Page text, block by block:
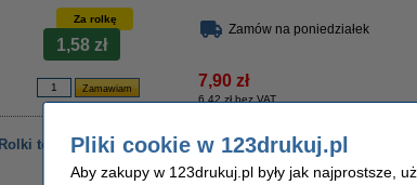
Za rolkę
1,58 zł
Zamów na poniedziałek
7,90 zł
6,42 zł bez VAT
Rolki termiczne do kasy fiskalnej 57mm x 40mm x 20m (50
Opis
Pliki cookie w 123drukuj.pl
Aby zakupy w 123drukuj.pl były jak najprostsze,